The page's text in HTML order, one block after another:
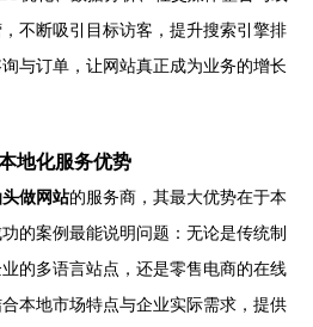
不断吸引目标访客，提升搜索引擎排
与订单，让网站真正成为业务的增长
地化服务优势
做网站的服务商，其最大优势在于本
的案例最能说明问题：无论是传统制
的多语言站点，还是零售电商的在线
本地市场特点与企业实际需求，提供